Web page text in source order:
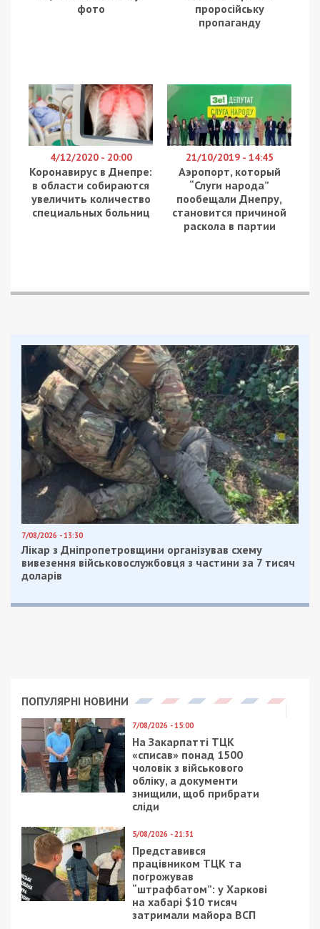
Тем не менее, судя по данным ЦИК, прогнозы не
сбылись. В сравнении с другими областями
Наименее низкая явка в Закарпатской области –
там проголосовало лишь 29,6% избирателей.
Всего, по Украине, по состоянию на 15:00
проголосовали 45,22% избирателей. В Днепре
этот показатель составил 50,95%.
Facebook
Telegram
Twitter
WhatsApp
ViberEmail
Категории:Вибори ,Суспільство,Топ|
Метки:президентские выборы,ЦИК,явка
Рекламні блоки дають нам змогу
залишатися незалежними ЗМІ, а вам -
отримувати найсвіжіші новини під ними.
Приєднуйтесь також до 49000 в Google News. Слідкуйте
за останніми новинами!
Предыдущая статья:
В Днепропетровской области пытался
проголосовать 8-летний мальчик
Следующая статья:
На избирательных участках в Днепре
фотографируются и курят возле урн с
СУСПІЛЬСТВО